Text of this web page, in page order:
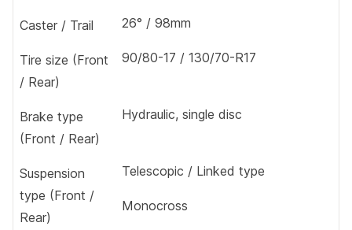
Caster / Trail 26° / 98mm
Tire size (Front
/ Rear)
90/80-17 / 130/70-R17
Brake type
(Front / Rear)
Hydraulic, single disc
Suspension
type (Front /
Rear)
Telescopic / Linked type
Monocross